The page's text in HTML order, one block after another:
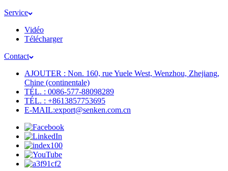
Service
Vidéo
Télécharger
Contact
AJOUTER : Non. 160, rue Yuele West, Wenzhou, Zhejiang,
Chine (continentale)
TÉL. : 0086-577-88098289
TÉL. : +8613857753695
E-MAIL:export@senken.com.cn